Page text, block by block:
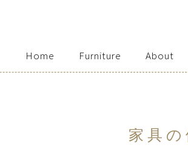
Home Furniture About
Access / Contact
家具